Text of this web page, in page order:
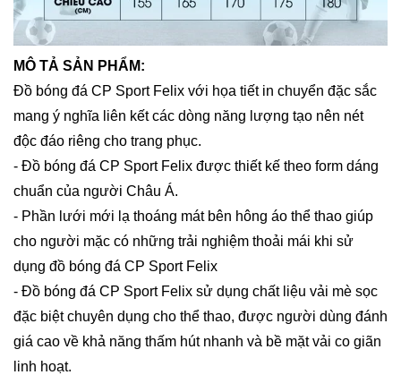
MÔ TẢ SẢN PHẨM:
Đồ bóng đá CP Sport Felix với họa tiết in chuyển đặc sắc
mang ý nghĩa liên kết các dòng năng lượng tạo nên nét
độc đáo riêng cho trang phục.
- Đồ bóng đá CP Sport Felix được thiết kế theo form dáng
chuẩn của người Châu Á.
- Phần lưới mới lạ thoáng mát bên hông áo thể thao giúp
cho người mặc có những trải nghiệm thoải mái khi sử
dụng đồ bóng đá CP Sport Felix
- Đồ bóng đá CP Sport Felix sử dụng chất liệu vải mè sọc
đặc biệt chuyên dụng cho thể thao, được người dùng đánh
giá cao về khả năng thấm hút nhanh và bề mặt vải co giãn
linh hoạt.